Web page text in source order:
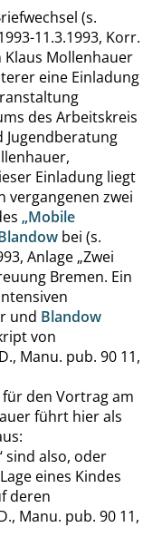
(s.
11.3.1993, Korr.
Mollenhauer
eine Einladung
des Arbeitskreis
Jugendberatung
Einladung liegt
vergangenen zwei
„Mobile
bei (s.
Anlage „Zwei
Bremen. Ein
und Blandow
von
Manu. pub. 90 11,
für den Vortrag am
führt hier als
‘sind also, oder
eines Kindes
deren
Manu. pub. 90 11,